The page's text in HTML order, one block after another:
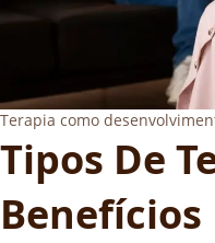
Terapia como
Tipos De
Benefícios